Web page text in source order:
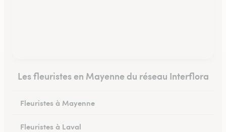
Les fleuristes en Mayenne du réseau Interflora
Fleuristes à Mayenne
Fleuristes à Laval